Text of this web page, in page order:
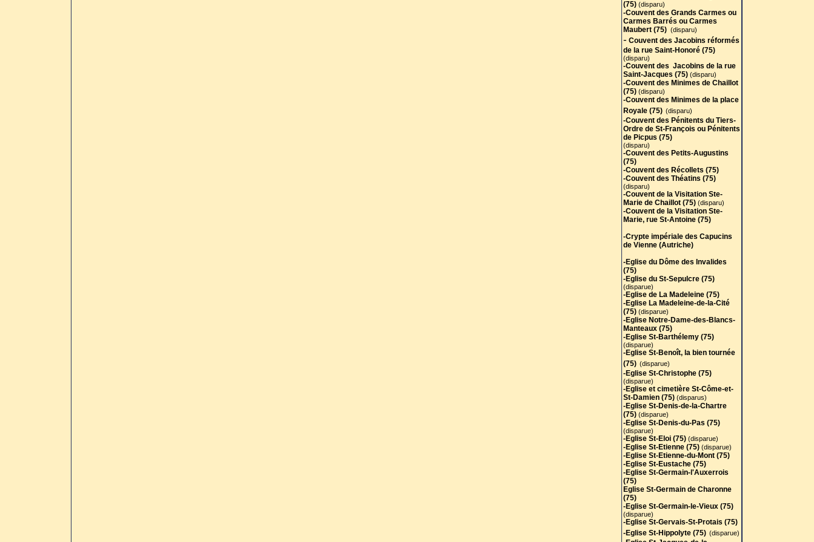
(75) (disparu)
-Couvent des Grands Carmes ou
Carmes Barrés ou Carmes
Maubert (75) (disparu)
- Couvent des Jacobins réformés
de la rue Saint-Honoré (75)
(disparu)
-Couvent des Jacobins de la rue
Saint-Jacques (75) (disparu)
-Couvent des Minimes de Chaillot
(75) (disparu)
-Couvent des Minimes de la place
Royale (75) (disparu)
-Couvent des Pénitents du Tiers-
Ordre de St-François ou Pénitents
de Picpus (75)
(disparu)
-Couvent des Petits-Augustins
(75)
-Couvent des Récollets (75)
-Couvent des Théatins (75)
(disparu)
-Couvent de la Visitation Ste-
Marie de Chaillot (75)(disparu)
-Couvent de la Visitation Ste-
Marie, rue St-Antoine (75)
-Crypte impériale des Capucins
de Vienne (Autriche)
-Eglise du Dôme des Invalides
(75)
-Eglise du St-Sepulcre (75)
(disparue)
-Eglise de La Madeleine (75)
-Eglise La Madeleine-de-la-Cité
(75) (disparue)
-Eglise Notre-Dame-des-Blancs-
Manteaux (75)
-Eglise St-Barthélemy (75)
(disparue)
-Eglise St-Benoît, la bien tournée
(75) (disparue)
-Eglise St-Christophe (75)
(disparue)
-Eglise et cimetière St-Côme-et-
St-Damien (75) (disparus)
-Eglise St-Denis-de-la-Chartre
(75) (disparue)
-Eglise St-Denis-du-Pas (75)
(disparue)
-Eglise St-Eloi (75)(disparue)
-Eglise St-Etienne (75) (disparue)
-Eglise St-Etienne-du-Mont (75)
-Eglise St-Eustache (75)
-Eglise St-Germain-l'Auxerrois
(75)
Eglise St-Germain de Charonne
(75)
-Eglise St-Germain-le-Vieux (75)
(disparue)
-Eglise St-Gervais-St-Protais (75)
-Eglise St-Hippolyte (75) (disparue)